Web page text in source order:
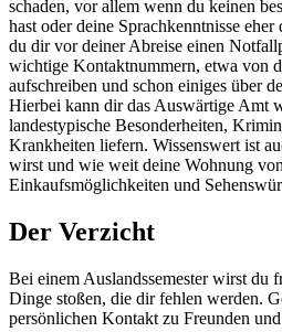
schaden, vor allem wenn du keinen
hast oder deine Sprachkenntnisse
du dir vor deiner Abreise einen
wichtige Kontaktnummern, etwa von
aufschreiben und schon einiges über
Hierbei kann dir das Auswärtige Amt
landestypische Besonderheiten,
Krankheiten liefern. Wissenswert ist
wirst und wie weit deine Wohnung
Einkaufsmöglichkeiten und
Der Verzicht
Bei einem Auslandssemester wirst du
Dinge stoßen, die dir fehlen werden.
persönlichen Kontakt zu Freunden